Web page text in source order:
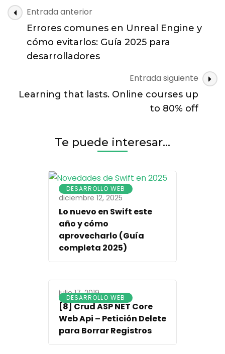
Node.js
en
menos
hora
(con
reales)
Navegación
de
entradas
Entrada anterior
Errores comunes en Unreal Engine y
cómo evitarlos: Guía 2025 para
desarrolladores
Entrada siguiente
Learning that lasts. Online courses up
to 80% off
Te puede interesar...
DESARROLLO WEB
diciembre 12, 2025
Lo nuevo en Swift este
año y cómo
aprovecharlo (Guía
completa 2025)
DESARROLLO WEB
julio 17, 2019
[8] Crud ASP NET Core
Web Api – Petición Delete
para Borrar Registros